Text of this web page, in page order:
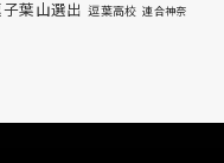
子葉山選出 逗葉高校 連合神奈